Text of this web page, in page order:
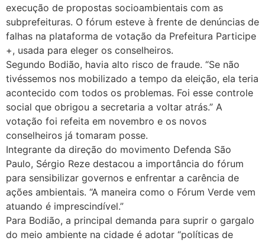
execução de propostas socioambientais com as
subprefeituras. O fórum esteve à frente de denúncias de
falhas na plataforma de votação da Prefeitura Participe
+, usada para eleger os conselheiros.
Segundo Bodião, havia alto risco de fraude. “Se não
tivéssemos nos mobilizado a tempo da eleição, ela teria
acontecido com todos os problemas. Foi esse controle
social que obrigou a secretaria a voltar atrás.” A
votação foi refeita em novembro e os novos
conselheiros já tomaram posse.
Integrante da direção do movimento Defenda São
Paulo, Sérgio Reze destacou a importância do fórum
para sensibilizar governos e enfrentar a carência de
ações ambientais. “A maneira como o Fórum Verde vem
atuando é imprescindível.”
Para Bodião, a principal demanda para suprir o gargalo
do meio ambiente na cidade é adotar “políticas de